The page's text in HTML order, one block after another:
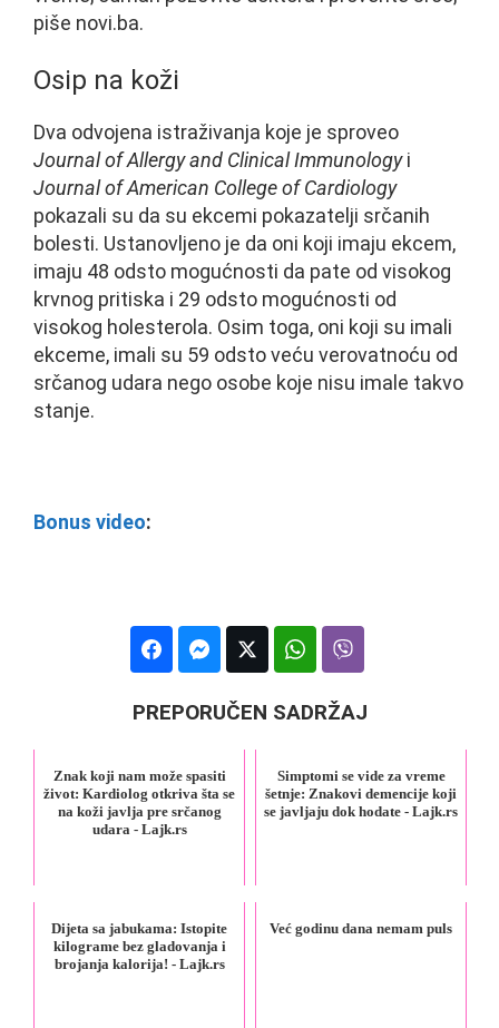
piše novi.ba.
Osip na koži
Dva odvojena istraživanja koje je sproveo
Journal of Allergy and Clinical Immunologyi
Journal of American College of Cardiology
pokazali su da su ekcemi pokazatelji srčanih
bolesti. Ustanovljeno je da oni koji imaju ekcem,
imaju 48 odsto mogućnosti da pate od visokog
krvnog pritiska i 29 odsto mogućnosti od
visokog holesterola. Osim toga, oni koji su imali
ekceme, imali su 59 odsto veću verovatnoću od
srčanog udara nego osobe koje nisu imale takvo
stanje.
Bonus video:
PREPORUČEN SADRŽAJ
Znak koji nam može spasiti
život: Kardiolog otkriva šta se
na koži javlja pre srčanog
udara - Lajk.rs
Simptomi se vide za vreme
šetnje: Znakovi demencije koji
se javljaju dok hodate - Lajk.rs
Dijeta sa jabukama: Istopite
kilograme bez gladovanja i
brojanja kalorija! - Lajk.rs
Već godinu dana nemam puls